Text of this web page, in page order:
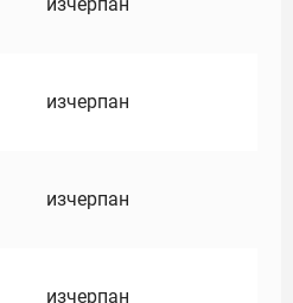
изчерпан
изчерпан
изчерпан